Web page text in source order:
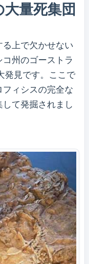
量死集団
上で欠かせない
州のゴーストラ
発見です。ここで
ィシスの完全な
て発掘されまし